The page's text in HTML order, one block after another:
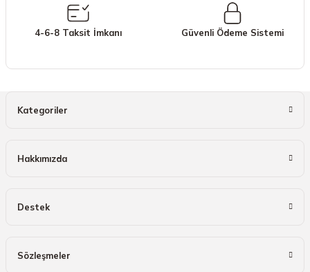
Bu ürüne benzer farklı alternatifler olmalı.
4-6-8 Taksit İmkanı Güvenli Ödeme Sistemi
Kategoriler
Hakkımızda
Destek
Sözleşmeler